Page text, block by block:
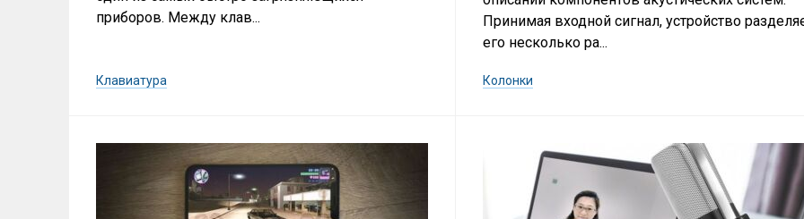
приборов. Между клав...
Клавиатура
Принимая входной сигнал, устройство
его несколько ра...
Колонки